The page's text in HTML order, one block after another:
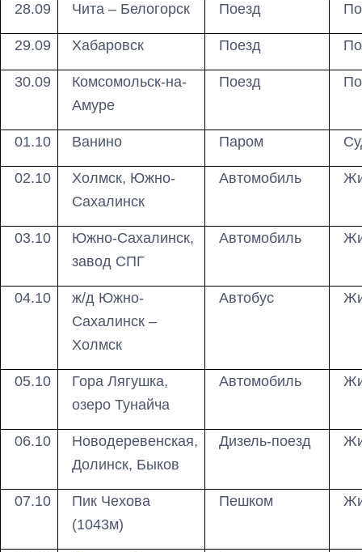
28.09 Чита – Белогорск Поезд
29.09 Хабаровск Поезд
30.09
Комсомольск-на-
Амуре
Поезд
01.10 Ванино Паром
02.10
Холмск, Южно-
Сахалинск
Автомобиль
03.10
Южно-Сахалинск,
завод СПГ
Автомобиль
04.10
ж/д Южно-
Сахалинск –
Холмск
Автобус
05.10
Гора Лягушка,
озеро Тунайча
Автомобиль
06.10
Новодеревенская,
Долинск, Быков
Дизель-поезд
07.10
Пик Чехова
(1043м)
Пешком